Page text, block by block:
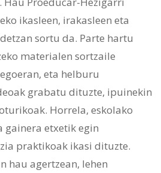
ikasleen, irakasleen eta
sortu da. Parte hartu
materialen sortzaile
eta helburu
grabatu dituzte, ipuinekin
Horrela, eskolako
gainera etxetik egin
praktikoak ikasi dituzte.
hau agertzean, lehen